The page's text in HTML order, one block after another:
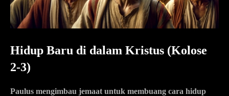
Hidup Baru di dalam Kristus (Kolose
2-3)
Paulus mengimbau jemaat untuk membuang cara hidup